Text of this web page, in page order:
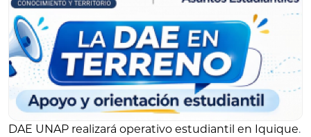
DAE UNAP realizará operativo estudiantil en Iquique.